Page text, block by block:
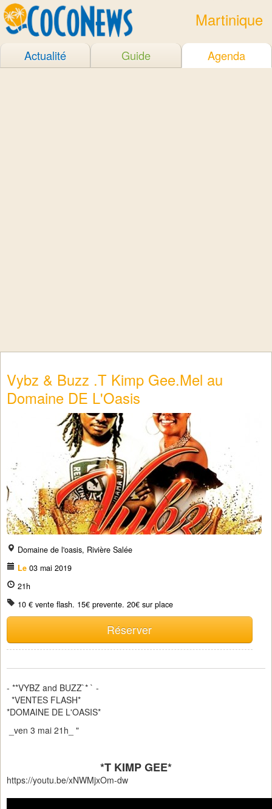
Martinique
Actualité Guide Agenda
Vybz & Buzz .T Kimp Gee.Mel au
Domaine DE L'Oasis
Domaine de l'oasis, Rivière Salée
Le 03 mai 2019
21h
10 € vente flash. 15€ prevente. 20€ sur place
Réserver
- **VYBZ and BUZZ`* ` -
*VENTES FLASH*
*DOMAINE DE L'OASIS*
_ven 3 mai 21h_ "
*T KIMP GEE*
https://youtu.be/xNWMjxOm-dw